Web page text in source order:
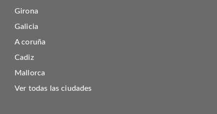
Girona
Galicia
A coruña
Cadiz
Mallorca
Ver todas las ciudades